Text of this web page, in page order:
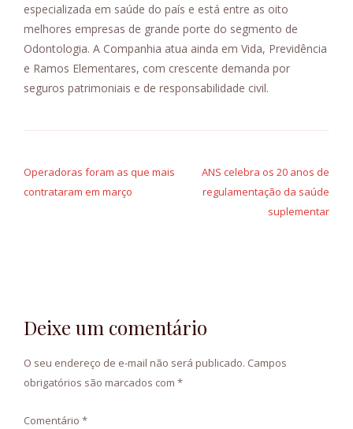
especializada em saúde do país e está entre as oito
melhores empresas de grande porte do segmento de
Odontologia. A Companhia atua ainda em Vida, Previdência
e Ramos Elementares, com crescente demanda por
seguros patrimoniais e de responsabilidade civil.
de
Post
Operadoras foram as que mais
contrataram em março
ANS celebra os 20 anos de
regulamentação da saúde
suplementar
Deixe um comentário
O seu endereço de e-mail não será publicado. Campos
obrigatórios são marcados com *
Comentário *